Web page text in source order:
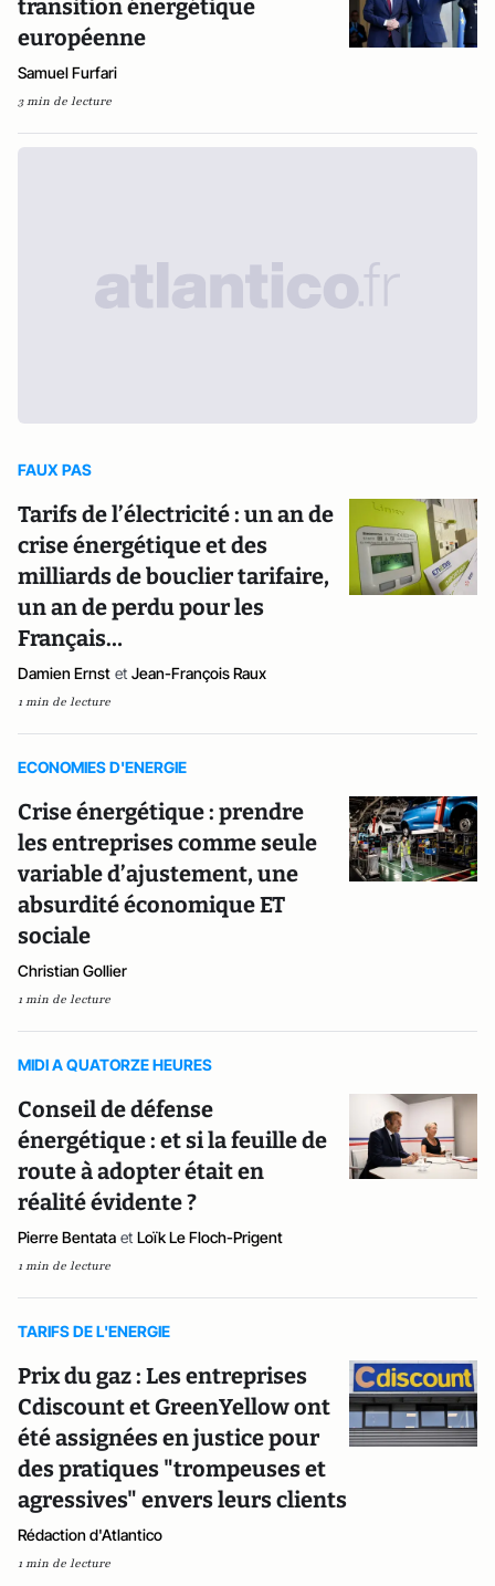
transition énergétique
européenne
Samuel Furfari
3 min de lecture
FAUX PAS
Tarifs de l’électricité : un an de
crise énergétique et des
milliards de bouclier tarifaire,
un an de perdu pour les
Français…
Damien Ernst et Jean-François Raux
1 min de lecture
ECONOMIES D'ENERGIE
Crise énergétique : prendre
les entreprises comme seule
variable d’ajustement, une
absurdité économique ET
sociale
Christian Gollier
1 min de lecture
MIDI A QUATORZE HEURES
Conseil de défense
énergétique : et si la feuille de
route à adopter était en
réalité évidente ?
Pierre Bentata et Loïk Le Floch-Prigent
1 min de lecture
TARIFS DE L'ENERGIE
Prix du gaz : Les entreprises
Cdiscount et GreenYellow ont
été assignées en justice pour
des pratiques "trompeuses et
agressives" envers leurs clients
Rédaction d'Atlantico
1 min de lecture